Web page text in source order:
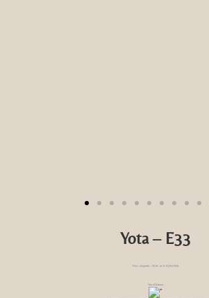
Yota – E33
Non catégorisé – Mâle né le 03/01/2019.
Yota d’Amour.